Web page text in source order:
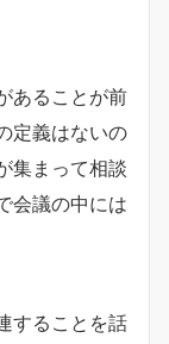
あることが前
定義はないの
集まって相談
会議の中には
することを話